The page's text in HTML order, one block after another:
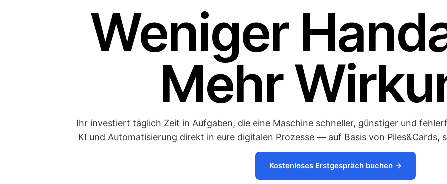
Weniger
Mehr
Ihr investiert täglich Zeit in Aufgaben, die eine Maschine schneller, günstiger und
KI und Automatisierung direkt in eure digitalen Prozesse — auf Basis von Piles&Cards,
Kostenloses Erstgespräch buchen →